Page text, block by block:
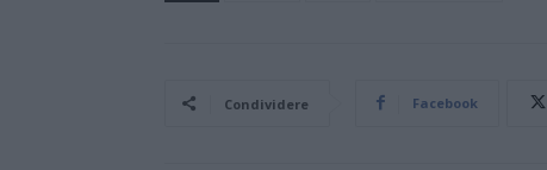
Condividere Facebook